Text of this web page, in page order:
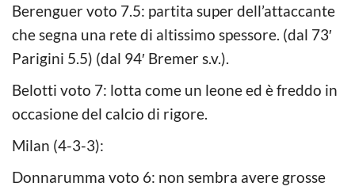
Berenguer voto 7.5: partita super dell’attaccante
che segna una rete di altissimo spessore. (dal 73′
Parigini 5.5) (dal 94′ Bremer s.v.).
Belotti voto 7: lotta come un leone ed è freddo in
occasione del calcio di rigore.
Milan (4-3-3):
Donnarumma voto 6: non sembra avere grosse